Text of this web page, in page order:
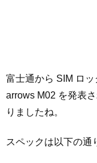
富士通から SIM ロ
arrows M02 を発表
りましたね。
スペックは以下の通